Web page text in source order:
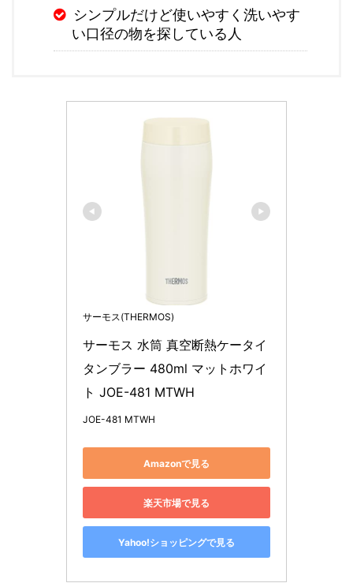
シンプルだけど使いやすく洗いやす
い口径の物を探している人
サーモス(THERMOS)
サーモス 水筒 真空断熱ケータイ
タンブラー 480ml マットホワイ
ト JOE-481 MTWH
JOE-481 MTWH
Amazonで見る
楽天市場で見る
Yahoo!ショッピングで見る